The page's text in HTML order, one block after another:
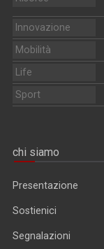
Innovazione
Mobilità
Life
Sport
chi siamo
Presentazione
Sostienici
Segnalazioni